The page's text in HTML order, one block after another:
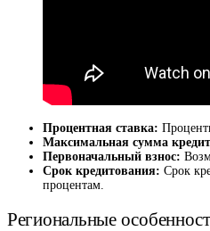
Процентная ставка:
Максимальная сумма
Первоначальный взнос:
Срок кредитования: Срок
процентам.
Региональные